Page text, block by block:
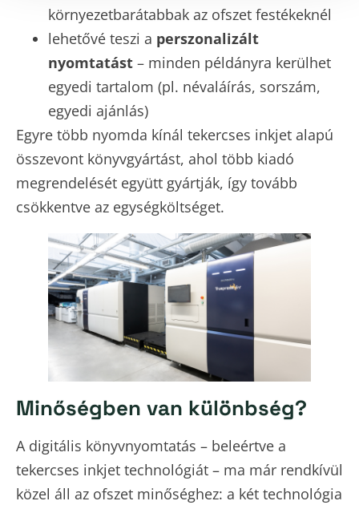
környezetbarátabbak az ofszet festékeknél
lehetővé teszi a perszonalizált
nyomtatást – minden példányra kerülhet
egyedi tartalom (pl. névaláírás, sorszám,
egyedi ajánlás)
Egyre több nyomda kínál tekercses inkjet alapú
összevont könyvgyártást, ahol több kiadó
megrendelését együtt gyártják, így tovább
csökkentve az egységköltséget.
Minőségben van különbség?
A digitális könyvnyomtatás – beleértve a
tekercses inkjet technológiát – ma már rendkívül
közel áll az ofszet minőséghez: a két technológia